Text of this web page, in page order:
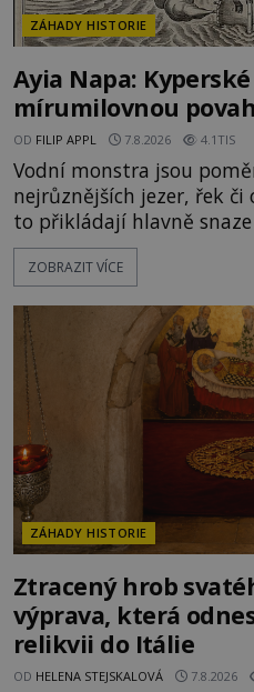
ZÁHADY HISTORIE
Ayia Napa:
mírumilovnou
OD FILIP APPL 7.8.2026 4.1TIS
Vodní monstra jsou
nejrůznějších jezer, řek
to přikládají hlavně
přitáhnout k němu
nakloněných turistů. Je to také případ kyperského
legendami o něm
V blízkosti Mysu Greco,
ZOBRAZIT VÍCE
ZÁHADY HISTORIE
Ztracený hrob
výprava, která
relikvii do Itálie
OD HELENA STEJSKALOVÁ 7.8.2026